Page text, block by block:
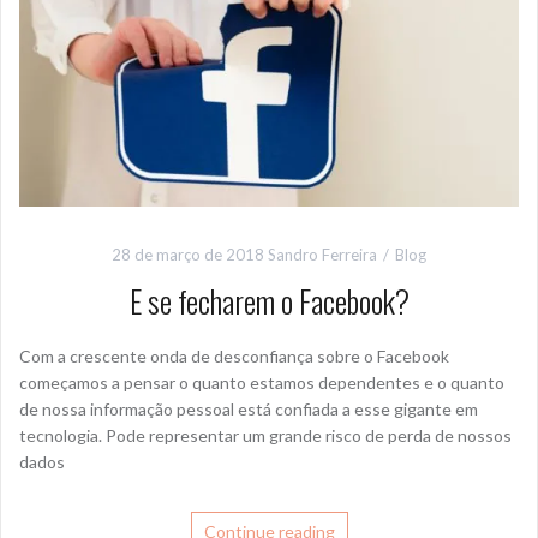
28 de março de 2018 Sandro Ferreira Blog
E se fecharem o Facebook?
Com a crescente onda de desconfiança sobre o Facebook
começamos a pensar o quanto estamos dependentes e o quanto
de nossa informação pessoal está confiada a esse gigante em
tecnologia. Pode representar um grande risco de perda de nossos
dados
Continue reading